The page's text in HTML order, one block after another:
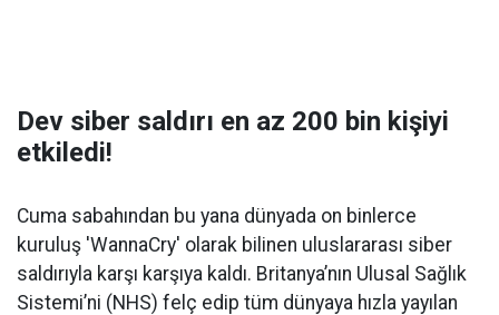
Dev siber saldırı en az 200 bin kişiyi
etkiledi!
Cuma sabahından bu yana dünyada on binlerce
kuruluş 'WannaCry' olarak bilinen uluslararası siber
saldırıyla karşı karşıya kaldı. Britanya’nın Ulusal Sağlık
Sistemi’ni (NHS) felç edip tüm dünyaya hızla yayılan